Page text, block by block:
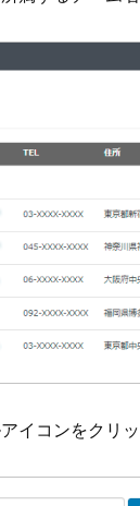
イコンをクリ